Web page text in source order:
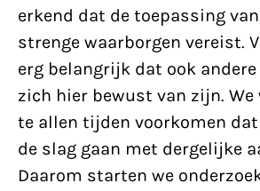
erkend dat de toepassing
strenge waarborgen vereist.
erg belangrijk dat ook andere
zich hier bewust van zijn.
te allen tijden voorkomen dat
de slag gaan met dergelijke
Daarom starten we